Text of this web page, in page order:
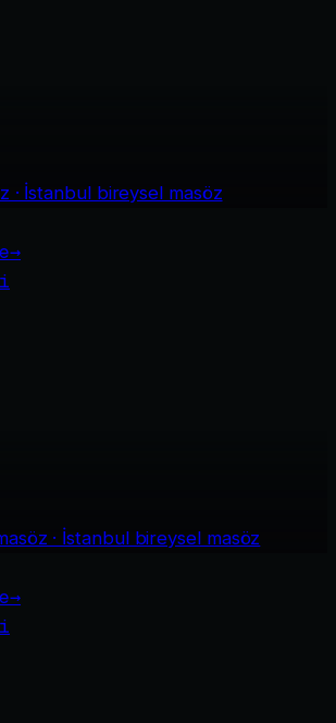
· İstanbul bireysel masöz
→
· İstanbul bireysel masöz
→